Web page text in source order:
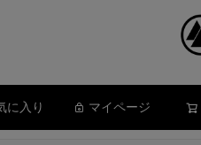
に入り マイページ